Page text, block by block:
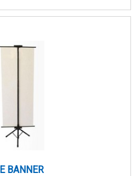
Motivos para
optar pelo
BANNER